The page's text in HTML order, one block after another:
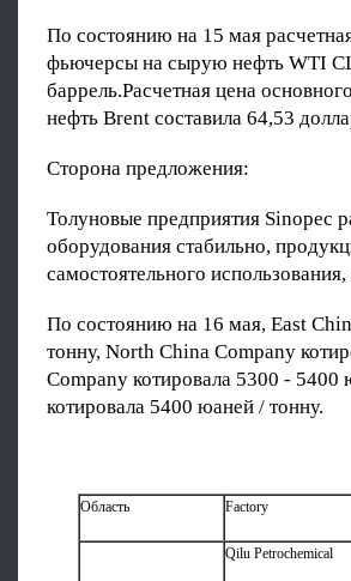
По состоянию на 15 мая
фьючерсы на сырую нефть WTI
баррель.Расчетная цена
нефть Brent составила 64,53
Сторона предложения:
Толуновые предприятия Sinopec
оборудования стабильно,
самостоятельного
По состоянию на 16 мая, East
тонну, North China Company
Company котировала 5300 -
котировала 5400 юаней / тонну.
Область Factory
Qilu Petrochemical